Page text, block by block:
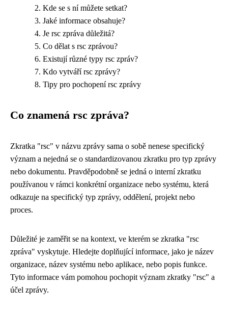
Kde se s ní můžete setkat?
Jaké informace obsahuje?
Je rsc zpráva důležitá?
Co dělat s rsc zprávou?
Existují různé typy rsc zpráv?
Kdo vytváří rsc zprávy?
Tipy pro pochopení rsc zprávy
Co znamená rsc zpráva?
Zkratka "rsc" v názvu zprávy sama o sobě nenese specifický
význam a nejedná se o standardizovanou zkratku pro typ zprávy
nebo dokumentu. Pravděpodobně se jedná o interní zkratku
používanou v rámci konkrétní organizace nebo systému, která
odkazuje na specifický typ zprávy, oddělení, projekt nebo
proces.
Důležité je zaměřit se na kontext, ve kterém se zkratka "rsc
zpráva" vyskytuje. Hledejte doplňující informace, jako je název
organizace, název systému nebo aplikace, nebo popis funkce.
Tyto informace vám pomohou pochopit význam zkratky "rsc" a
účel zprávy.